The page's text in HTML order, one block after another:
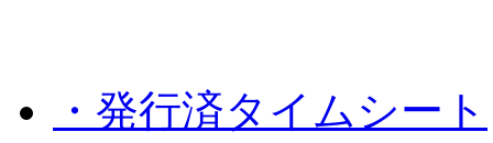
・発行済タイムシート